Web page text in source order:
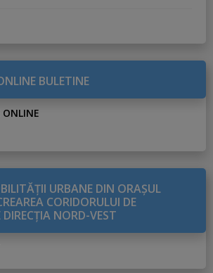
BULETINE
ONLINE
URBANE DIN ORAŞUL
CORIDORULUI DE
NORD-VEST